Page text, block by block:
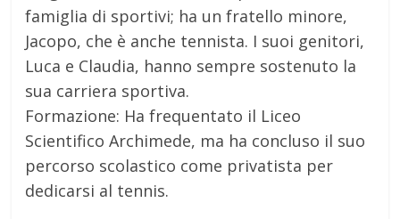
famiglia di sportivi; ha un fratello minore,
Jacopo, che è anche tennista. I suoi genitori,
Luca e Claudia, hanno sempre sostenuto la
sua carriera sportiva.
Formazione: Ha frequentato il Liceo
Scientifico Archimede, ma ha concluso il suo
percorso scolastico come privatista per
dedicarsi al tennis.